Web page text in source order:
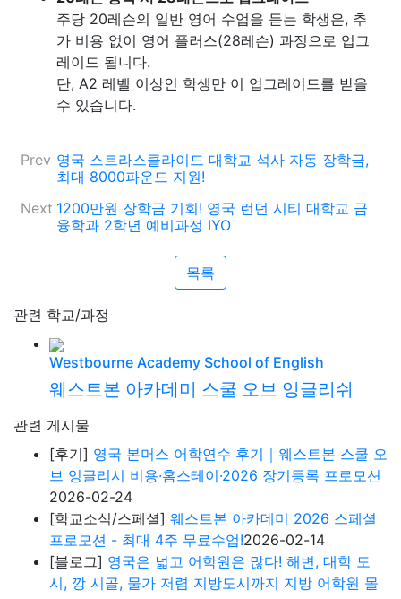
주당 20레슨의 일반 영어 수업을 듣는 학생은, 추
가 비용 없이 영어 플러스(28레슨) 과정으로 업그
레이드 됩니다.
단, A2 레벨 이상인 학생만 이 업그레이드를 받을
수 있습니다.
Prev 영국 스트라스클라이드 대학교 석사 자동 장학금,
최대 8000파운드 지원!
Next 1200만원 장학금 기회! 영국 런던 시티 대학교 금
융학과 2학년 예비과정 IYO
목록
관련 학교/과정
Westbourne Academy School of English
웨스트본 아카데미 스쿨 오브 잉글리쉬
관련 게시물
[후기] 영국 본머스 어학연수 후기｜웨스트본 스쿨 오
브 잉글리시 비용·홈스테이·2026 장기등록 프로모션
2026-02-24
[학교소식/스페셜] 웨스트본 아카데미 2026 스페셜
프로모션 - 최대 4주 무료수업!2026-02-14
[블로그] 영국은 넓고 어학원은 많다! 해변, 대학 도
시, 깡 시골, 물가 저렴 지방도시까지 지방 어학원 몰